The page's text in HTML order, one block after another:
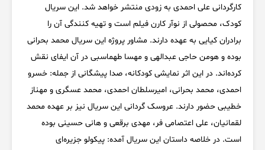
کارگردانی علی احمدی به زودی منتشر خواهد شد. این سریال
کودک، محصولی از نوآر کارن فیلم است و تهیه کنندگی آن را
برادران کیایی به عهده دارند. مشاور پروژه این سریال محمد بحرانی
بوده و هومن حاجی عبدالهی و مهسا طهماسبی در آن ایفای نقش
کرده‌اند. در این اثر نمایشی کودکانه، صدا پیشگانی از جمله: خسرو
احمدی، محمد بحرانی، امیرسلطان احمدی، محمد عسگری و مهناز
خطیبی حضور دارند. عروسک گردانی این سریال نیز بر عهده محمد
لقمانیان، علی اعتصامی فر، مهدی برقعی و هانی حسینی بوده
است. در خلاصه داستان این سریال آمده: پیکولو جزیره‌ای